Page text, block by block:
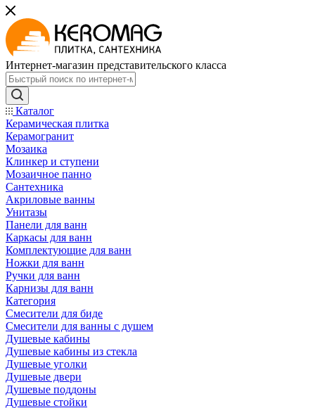
Интернет-магазин представительского класса
Каталог
Керамическая плитка
Керамогранит
Мозаика
Клинкер и ступени
Мозаичное панно
Сантехника
Акриловые ванны
Унитазы
Панели для ванн
Каркасы для ванн
Комплектующие для ванн
Ножки для ванн
Ручки для ванн
Карнизы для ванн
Категория
Смесители для биде
Смесители для ванны с душем
Душевые кабины
Душевые кабины из стекла
Душевые уголки
Душевые двери
Душевые поддоны
Душевые стойки